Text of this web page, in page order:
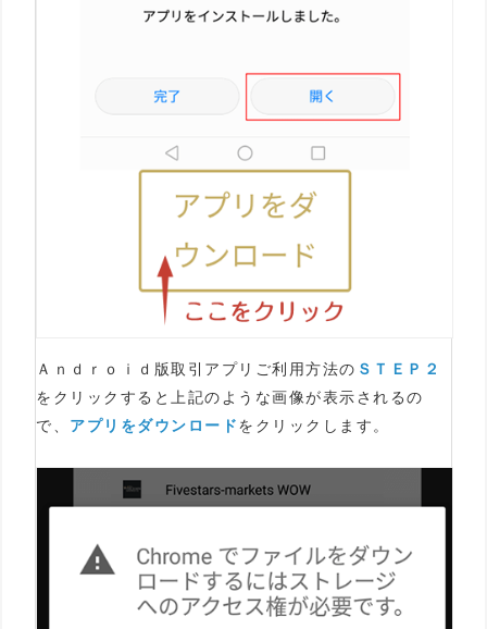
Ａｎｄｒｏｉｄ版取引アプリご利用方法の ＳＴＥＰ２
をクリックすると上記のような画像が表示されるの
で、 アプリをダウンロードをクリックします。